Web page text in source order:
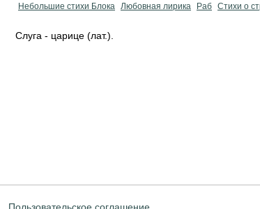
Небольшие стихи Блока Любовная лирика Раб Стихи о
Слуга - царице (лат.).